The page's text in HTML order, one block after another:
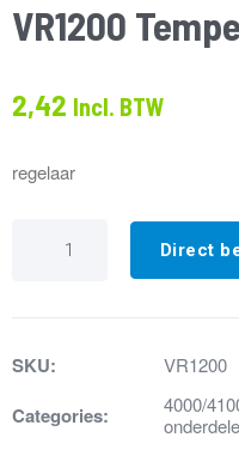
VR1200
2,42 Incl. BTW
regelaar
TemperatuurregelaarDirect
SKU: VR1200
Categories: 4000/